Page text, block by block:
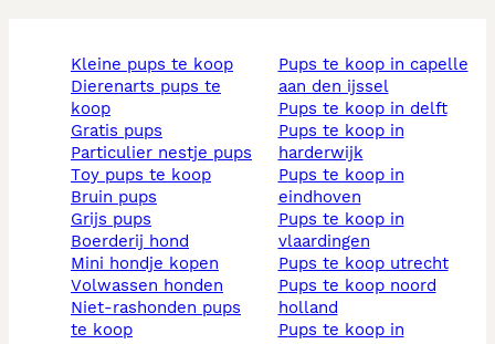
kleine pups te koop
dierenarts pups te
koop
gratis pups
particulier nestje pups
toy pups te koop
bruin pups
grijs pups
boerderij hond
mini hondje kopen
volwassen honden
niet-rashonden pups
te koop
pups te koop in capelle
aan den ijssel
pups te koop in delft
pups te koop in
harderwijk
pups te koop in
eindhoven
pups te koop in
vlaardingen
pups te koop utrecht
pups te koop noord
holland
pups te koop in